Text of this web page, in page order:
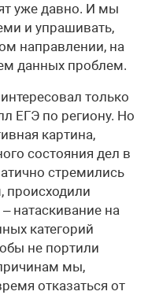
уже давно. И мы
и упрашивать,
направлении, на
данных проблем.
только
ЕГЭ по региону. Но
картина,
состояния дел в
стремились
происходили
натаскивание на
категорий
не портили
мы,
отказаться от